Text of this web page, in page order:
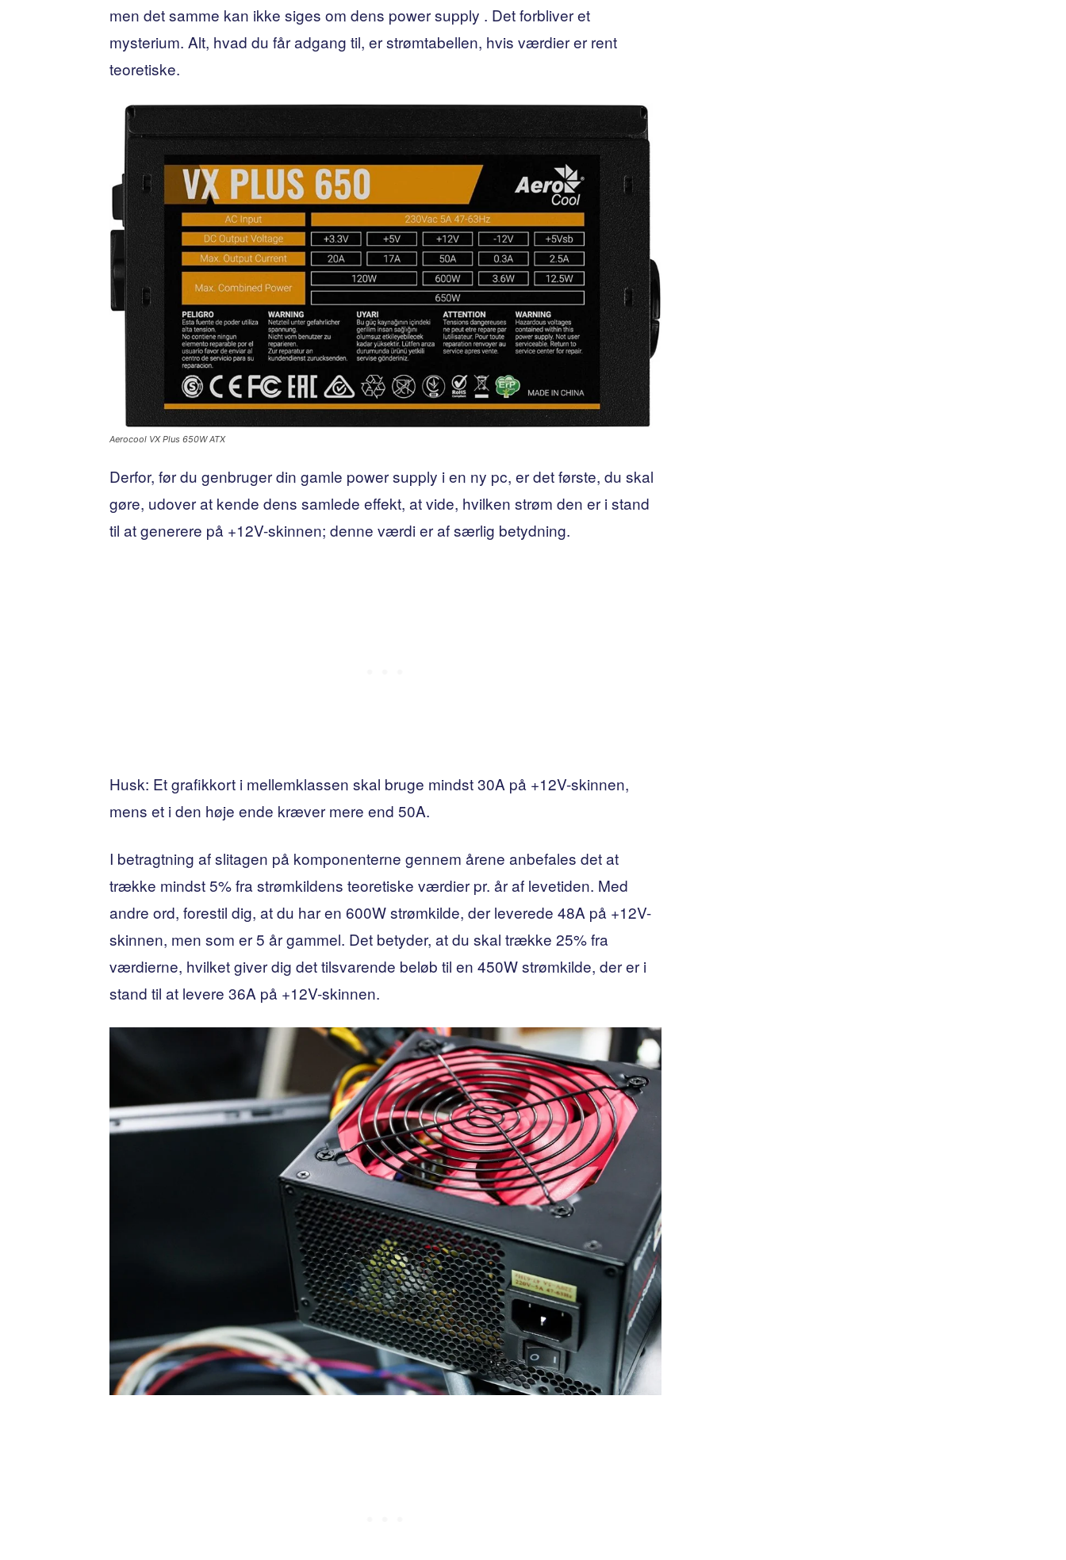
men det samme kan ikke siges om dens power supply . Det forbliver et
mysterium. Alt, hvad du får adgang til, er strømtabellen, hvis værdier er rent
teoretiske.
Aerocool VX Plus 650W ATX
Derfor, før du genbruger din gamle power supply i en ny pc, er det første, du skal
gøre, udover at kende dens samlede effekt, at vide, hvilken strøm den er i stand
til at generere på +12V-skinnen; denne værdi er af særlig betydning.
Husk: Et grafikkort i mellemklassen skal bruge mindst 30A på +12V-skinnen,
mens et i den høje ende kræver mere end 50A.
I betragtning af slitagen på komponenterne gennem årene anbefales det at
trække mindst 5% fra strømkildens teoretiske værdier pr. år af levetiden. Med
andre ord, forestil dig, at du har en 600W strømkilde, der leverede 48A på +12V-
skinnen, men som er 5 år gammel. Det betyder, at du skal trække 25% fra
værdierne, hvilket giver dig det tilsvarende beløb til en 450W strømkilde, der er i
stand til at levere 36A på +12V-skinnen.